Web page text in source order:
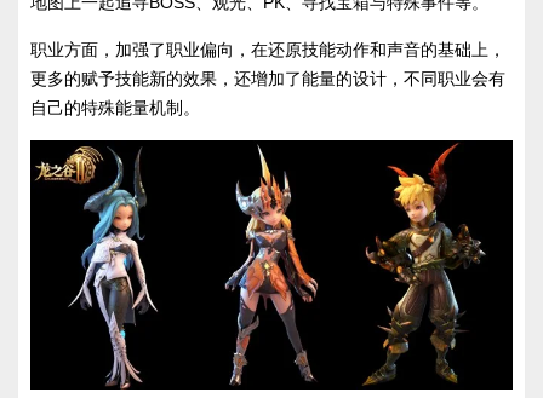
职业方面，加强了职业偏向，在还原技能动作和声音的基础上，
更多的赋予技能新的效果，还增加了能量的设计，不同职业会有
自己的特殊能量机制。